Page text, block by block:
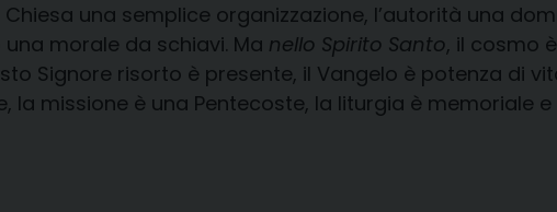
una semplice organizzazione, l’autorità una
una morale da schiavi. Ma nello Spirito Santo, il cosmo
Signore risorto è presente, il Vangelo è potenza di
la missione è una Pentecoste, la liturgia è memoriale